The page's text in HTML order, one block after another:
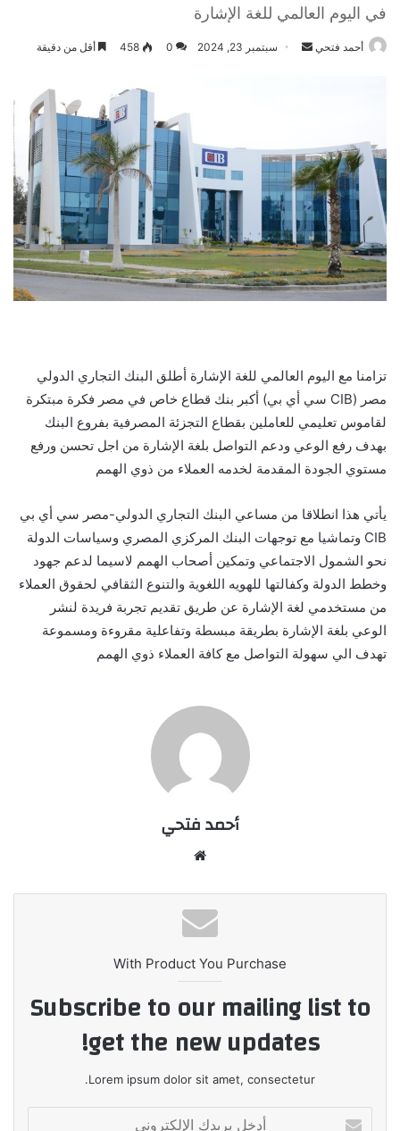
في اليوم العالمي للغة الإشارة
أحمد فتحي
أرسل سبتمبر 23, 2024 0
458 أقل من دقيقة
تزامنا مع اليوم العالمي للغة الإشارة أطلق البنك التجاري الدولي
مصر (CIB سي أي بي) أكبر بنك قطاع خاص في مصر فكرة مبتكرة
لقاموس تعليمي للعاملين بقطاع التجزئة المصرفية بفروع البنك
بهدف رفع الوعي ودعم التواصل بلغة الإشارة من اجل تحسن ورفع
مستوي الجودة المقدمة لخدمه العملاء من ذوي الهمم
يأتي هذا انطلاقا من مساعي البنك التجاري الدولي-مصر سي أي بي
CIB وتماشيا مع توجهات البنك المركزي المصري وسياسات الدولة
نحو الشمول الاجتماعي وتمكين أصحاب الهمم لاسيما لدعم جهود
وخطط الدولة وكفالتها للهويه اللغوية والتنوع الثقافي لحقوق العملاء
من مستخدمي لغة الإشارة عن طريق تقديم تجربة فريدة لنشر
الوعي بلغة الإشارة بطريقة مبسطة وتفاعلية مقروءة ومسموعة
تهدف الي سهولة التواصل مع كافة العملاء ذوي الهمم
أحمد فتحي
With Product You Purchase
Subscribe to our mailing list to
get the new updates!
Lorem ipsum dolor sit amet, consectetur.